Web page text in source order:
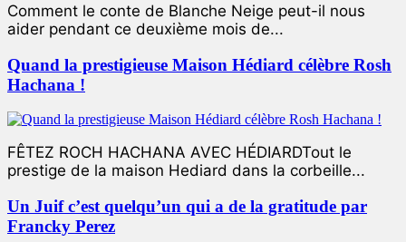
Comment le conte de Blanche Neige peut-il nous
aider pendant ce deuxième mois de...
Quand la prestigieuse Maison Hédiard célèbre Rosh
Hachana !
FÊTEZ ROCH HACHANA AVEC HÉDIARDTout le
prestige de la maison Hediard dans la corbeille...
Un Juif c’est quelqu’un qui a de la gratitude par
Francky Perez